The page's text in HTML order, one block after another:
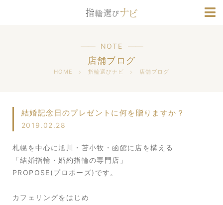
ブランド情報
NOTE
店舗ブログ
HOME 指輪選びナビ 店舗ブログ
結婚記念日のプレゼントに何を贈りますか？
2019.02.28
札幌を中心に旭川・苫小牧・函館に店を構える
「結婚指輪・婚約指輪の専門店」
PROPOSE(プロポーズ)です。
カフェリングをはじめ